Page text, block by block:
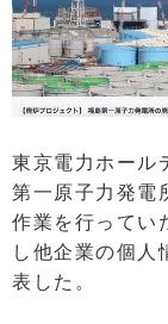
東京電力ホール
第一原子力発電
作業を行ってい
し他企業の個人
表した。